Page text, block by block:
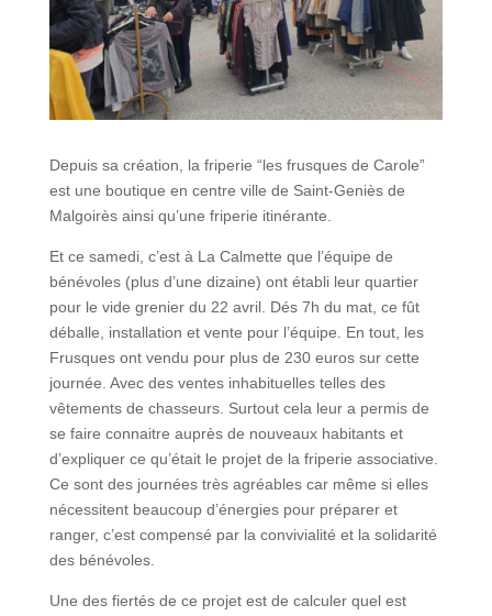
Depuis sa création, la friperie “les frusques de Carole”
est une boutique en centre ville de Saint-Geniès de
Malgoirès ainsi qu’une friperie itinérante.
Et ce samedi, c’est à La Calmette que l’équipe de
bénévoles (plus d’une dizaine) ont établi leur quartier
pour le vide grenier du 22 avril. Dés 7h du mat, ce fût
déballe, installation et vente pour l’équipe. En tout, les
Frusques ont vendu pour plus de 230 euros sur cette
journée. Avec des ventes inhabituelles telles des
vêtements de chasseurs. Surtout cela leur a permis de
se faire connaitre auprès de nouveaux habitants et
d’expliquer ce qu’était le projet de la friperie associative.
Ce sont des journées très agréables car même si elles
nécessitent beaucoup d’énergies pour préparer et
ranger, c’est compensé par la convivialité et la solidarité
des bénévoles.
Une des fiertés de ce projet est de calculer quel est